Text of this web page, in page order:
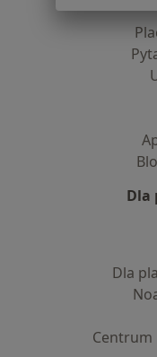
Dla
Dla
Centrum